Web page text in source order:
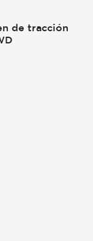
de tracción